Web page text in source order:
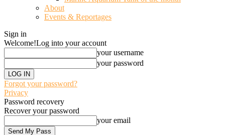
About
Events & Reportages
Sign in
Welcome!Log into your account
your username
your password
Forgot your password?
Privacy
Password recovery
Recover your password
your email